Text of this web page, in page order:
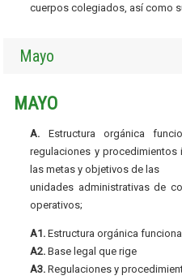
cuerpos colegiados, así como
Mayo
MAYO
A. Estructura orgánica
regulaciones y
las metas y objetivos de las
unidades administrativas de
operativos;
A1. Estructura orgánica funcional
A2. Base legal que rige
A3. Regulaciones y